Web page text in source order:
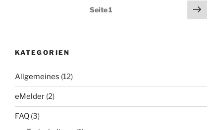
Seitennummerierung
Seite1
KATEGORIEN
Allgemeines (12)
eMelder (2)
FAQ (3)